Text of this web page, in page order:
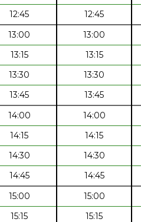
12:45 12:45
13:00 13:00
13:15 13:15
13:30 13:30
13:45 13:45
14:00 14:00
14:15 14:15
14:30 14:30
14:45 14:45
15:00 15:00
15:15 15:15